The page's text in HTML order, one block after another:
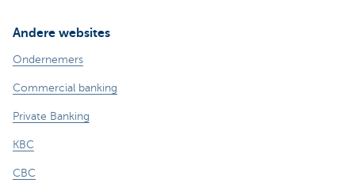
Andere websites
Ondernemers
Commercial banking
Private Banking
KBC
CBC